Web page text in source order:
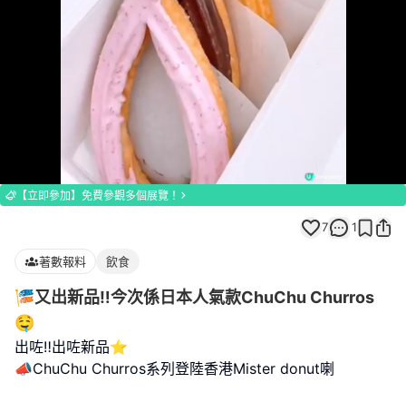
100.00%
【立即參加】免費參觀多個展覽！
7 1
著數報料 飲食
🎏又出新品‼️今次係日本人氣款ChuChu Churros
🤤
出咗‼️出咗新品⭐️
📣ChuChu Churros系列登陸香港Mister donut喇